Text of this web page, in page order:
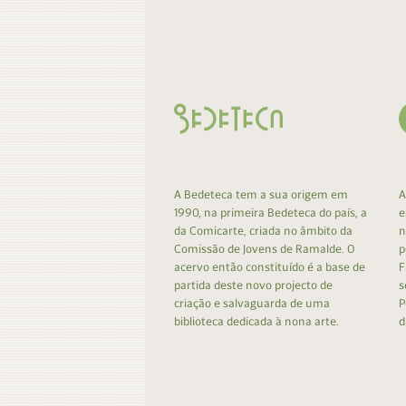
A Bedeteca tem a sua origem em
1990, na primeira Bedeteca do país, a
da Comicarte, criada no âmbito da
Comissão de Jovens de Ramalde. O
acervo então constituído é a base de
partida deste novo projecto de
criação e salvaguarda de uma
biblioteca dedicada à nona arte.